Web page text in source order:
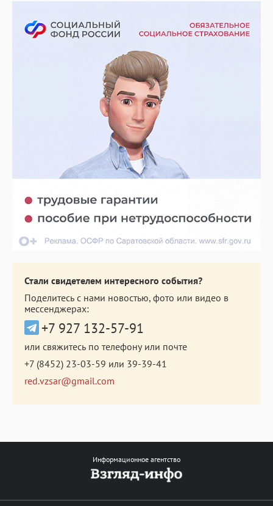
Стали свидетелем интересного события?
Поделитесь с нами новостью, фото или видео в
мессенджерах:
+7 927 132-57-91
или свяжитесь по телефону или почте
+7 (8452) 23-03-59 или 39-39-41
red.vzsar@gmail.com
Информационное агентство